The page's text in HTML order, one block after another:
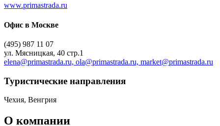
www.primastrada.ru
Офис в Москве
(495) 987 11 07
ул. Мясницкая, 40 стр.1
elena@primastrada.ru, ola@primastrada.ru, market@primastrada.ru
Туристическиe направления
Чехия, Венгрия
О компании